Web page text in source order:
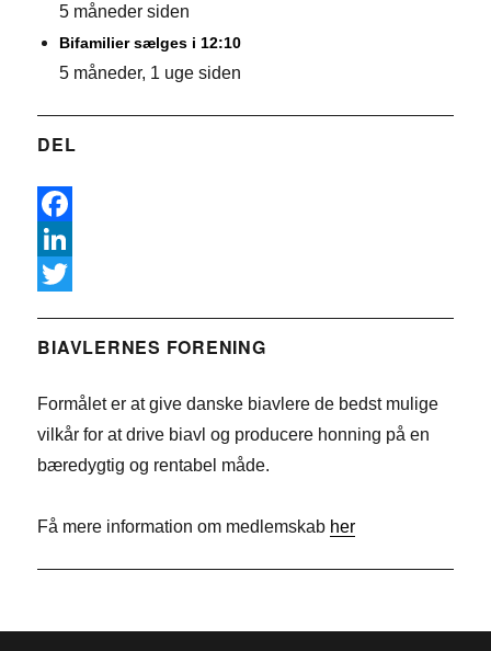
5 måneder siden
Bifamilier sælges i 12:10
5 måneder, 1 uge siden
DEL
F
a
e
o
L
n
e
n
w
t
r
BIAVLERNES FORENING
Formålet er at give danske biavlere de bedst mulige
vilkår for at drive biavl og producere honning på en
bæredygtig og rentabel måde.
Få mere information om medlemskab her